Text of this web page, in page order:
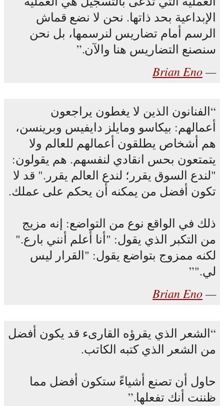
الإبداعية بحد ذاتها. نحن لا نضع قماش
الرسم أمام تضاريس لنرسمها، بل نحن
سنصنع التضاريس هنا والآن.
Brian Eno
الفنانون الذين لا يغطون يراجعون
أعمالهم: بيكاسو ومايلز دايفيس وبرينسن،
هم أشخاص يطلقون أعمالهم للعالم ولا
يتمتعون بحس انقادي لنفسهم. هم يقولون:
"لندع السوق يقرر؛ لندع العالم يقرر." قد لا
تكون أفضل من يمكنه أن يحكم على عملك.
ذلك في الواقع نوع من التواضع: إنه مزيج
من التكبر الذي يقول: "أنا أعلم أنني بارع."
لكنه ممزوج بتواضع يقول: "القرار ليس
لي."
Brian Eno
الشعر الذي يقرؤه القارىء قد يكون أفضل
من الشعر الذي كتبه الكاتب.
حاول أن تصنع أشياءً ستكون أفضل مما
ظننت أنك تفعلها.